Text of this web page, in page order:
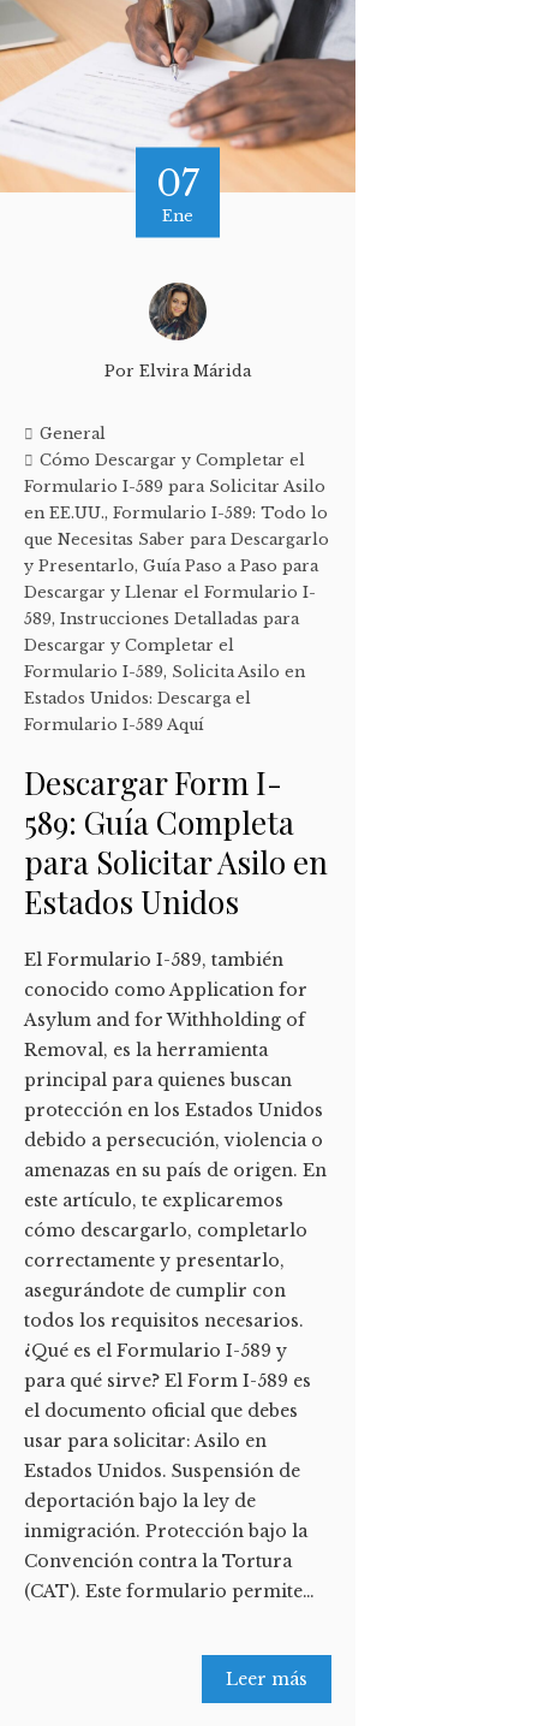
07
Ene
Por Elvira Márida
General
Cómo Descargar y Completar el
Formulario I-589 para Solicitar Asilo
en EE.UU., Formulario I-589: Todo lo
que Necesitas Saber para Descargarlo
y Presentarlo, Guía Paso a Paso para
Descargar y Llenar el Formulario I-
589, Instrucciones Detalladas para
Descargar y Completar el
Formulario I-589, Solicita Asilo en
Estados Unidos: Descarga el
Formulario I-589 Aquí
Descargar Form I-
589: Guía Completa
para Solicitar Asilo en
Estados Unidos
El Formulario I-589, también
conocido como Application for
Asylum and for Withholding of
Removal, es la herramienta
principal para quienes buscan
protección en los Estados Unidos
debido a persecución, violencia o
amenazas en su país de origen. En
este artículo, te explicaremos
cómo descargarlo, completarlo
correctamente y presentarlo,
asegurándote de cumplir con
todos los requisitos necesarios.
¿Qué es el Formulario I-589 y
para qué sirve? El Form I-589 es
el documento oficial que debes
usar para solicitar: Asilo en
Estados Unidos. Suspensión de
deportación bajo la ley de
inmigración. Protección bajo la
Convención contra la Tortura
(CAT). Este formulario permite…
Leer más